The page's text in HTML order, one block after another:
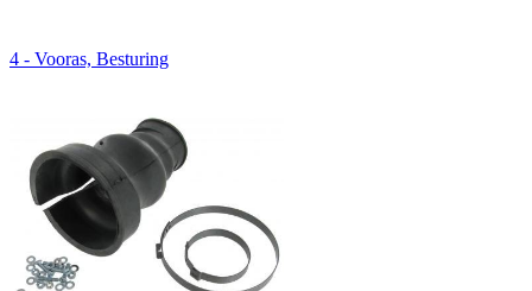
4 - Vooras, Besturing